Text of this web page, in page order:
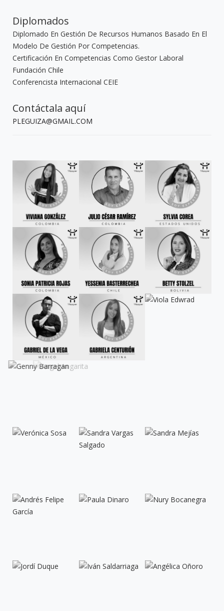
Diplomados
Diplomado En Gestión De Recursos Humanos Basado En El
Modelo De Gestión Por Competencias.
Certificación En Competencias Como Gestor Laboral
Fundación Chile
Conferencista Internacional CEIE
Contáctala aquí
PLEGUIZA@GMAIL.COM